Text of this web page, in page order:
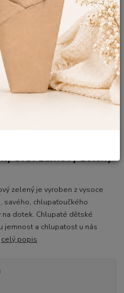
svět, Lama,
svět Lamový zelený
zelený je vyroben z vysoce
savého, chlupaťoučkého
dotek. Chlupaté dětské
jemnost a chlupatost u nás
celý popis